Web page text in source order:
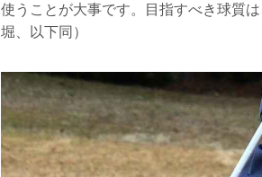
使うことが大事です。目指すべき球質
堀、以下同）